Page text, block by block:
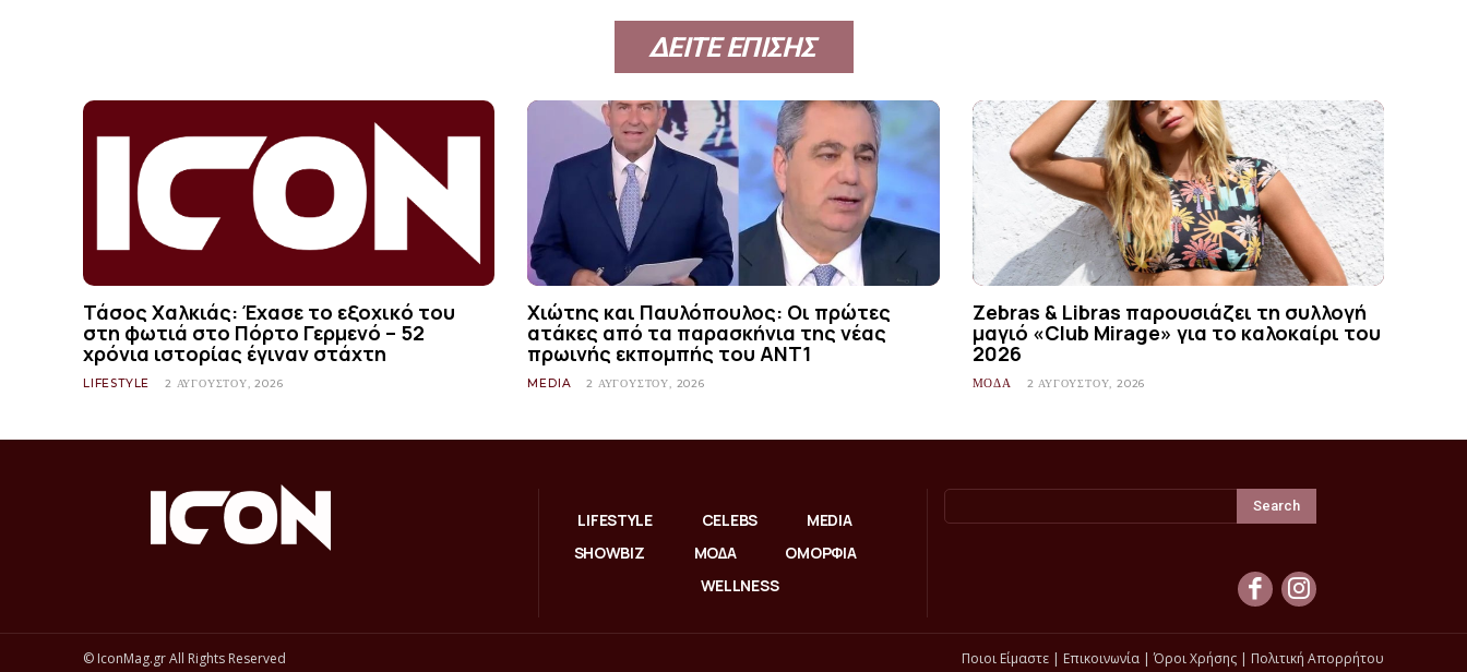
ΔΕΙΤΕ ΕΠΙΣΗΣ
Τάσος Χαλκιάς: Έχασε το εξοχικό του
στη φωτιά στο Πόρτο Γερμενό – 52
χρόνια ιστορίας έγιναν στάχτη
LIFESTYLE 2 ΑΥΓΟΎΣΤΟΥ, 2026
Χιώτης και Παυλόπουλος: Οι πρώτες
ατάκες από τα παρασκήνια της νέας
πρωινής εκπομπής του ΑΝΤ1
MEDIA 2 ΑΥΓΟΎΣΤΟΥ, 2026
Zebras & Libras παρουσιάζει τη συλλογή
μαγιό «Club Mirage» για το καλοκαίρι του
2026
ΜΟΔΑ 2 ΑΥΓΟΎΣΤΟΥ, 2026
LIFESTYLE CELEBS
MEDIA
SHOWBIZ
ΜΟΔΑ
ΟΜΟΡΦΙΑ
WELLNESS
Search
© IconMag.gr All Rights Reserved Ποιοι Είμαστε | Επικοινωνία |Όροι Χρήσης | Πολιτική Απορρήτου